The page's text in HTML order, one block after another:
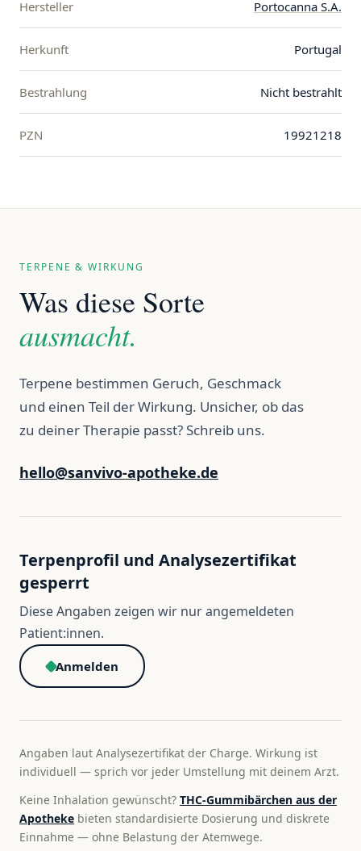
Hersteller Portocanna S.A.
Herkunft Portugal
Bestrahlung Nicht bestrahlt
PZN 19921218
TERPENE & WIRKUNG
Was diese Sorte
ausmacht.
Terpene bestimmen Geruch, Geschmack
und einen Teil der Wirkung. Unsicher, ob das
zu deiner Therapie passt? Schreib uns.
hello@sanvivo-apotheke.de
Terpenprofil und Analysezertifikat
gesperrt
Diese Angaben zeigen wir nur angemeldeten
Patient:innen.
Anmelden
Angaben laut Analysezertifikat der Charge. Wirkung ist
individuell — sprich vor jeder Umstellung mit deinem Arzt.
Keine Inhalation gewünscht? THC-Gummibärchen aus der
Apotheke bieten standardisierte Dosierung und diskrete
Einnahme — ohne Belastung der Atemwege.